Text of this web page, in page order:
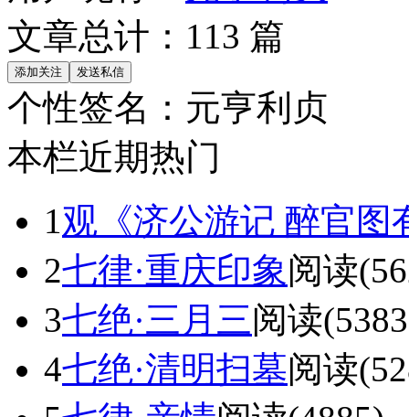
文章总计： 113 篇
个性签名： 元亨利贞
本栏近期热门
1观《济公游记 醉官图
2七律·重庆印象阅读
3七绝·三月三阅读
4七绝·清明扫墓阅读